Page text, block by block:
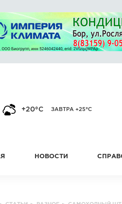
+20°C ЗАВТРА +25°C
НОВОСТИ